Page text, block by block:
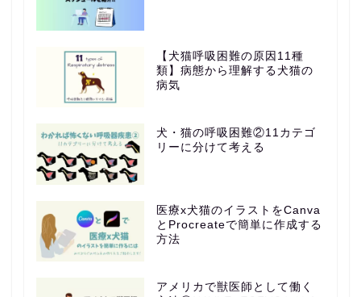
【犬猫呼吸困難の原因11種
類】病態から理解する犬猫の
病気
犬・猫の呼吸困難②11カテゴ
リーに分けて考える
医療x犬猫のイラストをCanva
とProcreateで簡単に作成する
方法
アメリカで獣医師として働く